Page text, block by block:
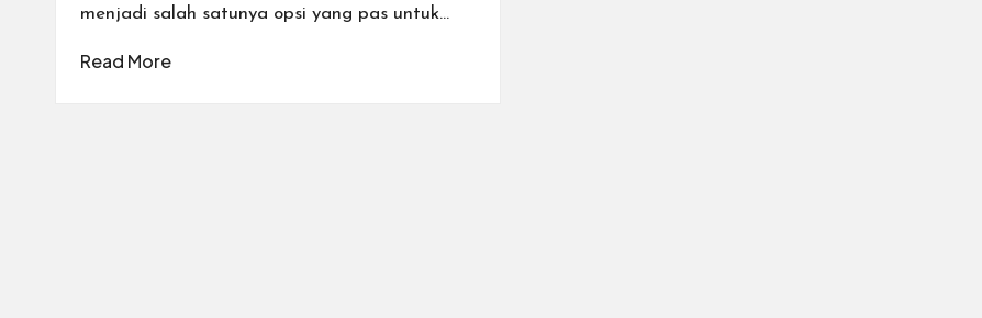
menjadi salah satunya opsi yang pas untuk…
Read More